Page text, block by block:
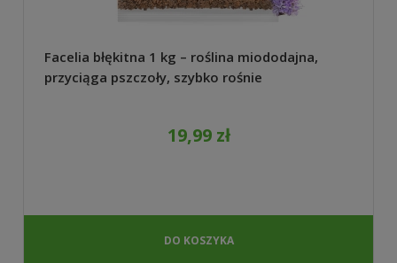
Facelia błękitna 1 kg – roślina miododajna,
przyciąga pszczoły, szybko rośnie
19,99 zł
DO KOSZYKA